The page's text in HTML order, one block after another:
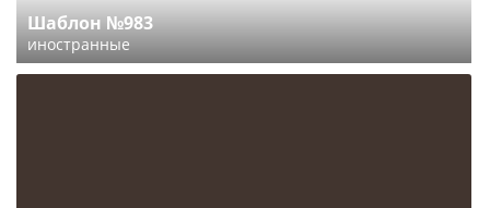
Шаблон №983
иностранные